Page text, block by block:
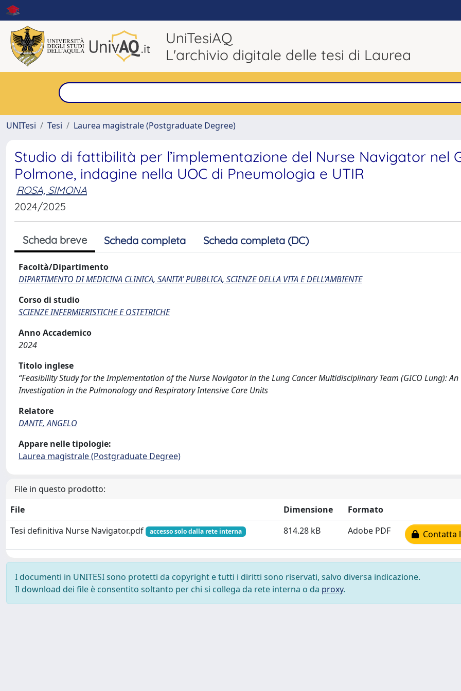
UniTesiAQ
L'archivio digitale delle tesi di Laurea
UNITesi
Tesi Laurea magistrale (Postgraduate Degree)
Studio di fattibilità per l’implementazione del Nurse Navigator nel
Polmone, indagine nella UOC di Pneumologia e UTIR
ROSA, SIMONA
2024/2025
Scheda breve Scheda completa Scheda completa (DC)
Facoltà/Dipartimento
DIPARTIMENTO DI MEDICINA CLINICA, SANITA’ PUBBLICA, SCIENZE DELLA VITA E DELL’AMBIENTE
Corso di studio
SCIENZE INFERMIERISTICHE E OSTETRICHE
Anno Accademico
2024
Titolo inglese
“Feasibility Study for the Implementation of the Nurse Navigator in the Lung Cancer Multidisciplinary Team (GICO Lung): An
Investigation in the Pulmonology and Respiratory Intensive Care Units
Relatore
DANTE, ANGELO
Appare nelle tipologie:
Laurea magistrale (Postgraduate Degree)
File in questo prodotto:
File
Dimensione
Formato
Tesi definitiva Nurse Navigator.pdf
accesso solo dalla rete interna 814.28 kB Adobe PDF Contatta
I documenti in UNITESI sono protetti da copyright e tutti i diritti sono riservati, salvo diversa indicazione.
Il download dei file è consentito soltanto per chi si collega da rete interna o da proxy.